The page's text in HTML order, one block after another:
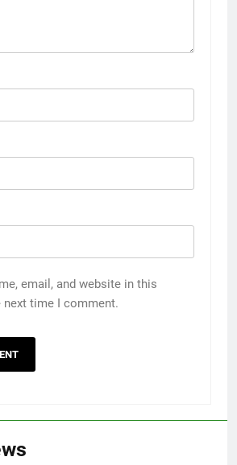
email, and website in this
next time I comment.